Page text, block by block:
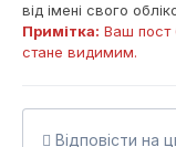
від імені свого
Примітка: Ваш пост
стане видимим.
Відповісти на